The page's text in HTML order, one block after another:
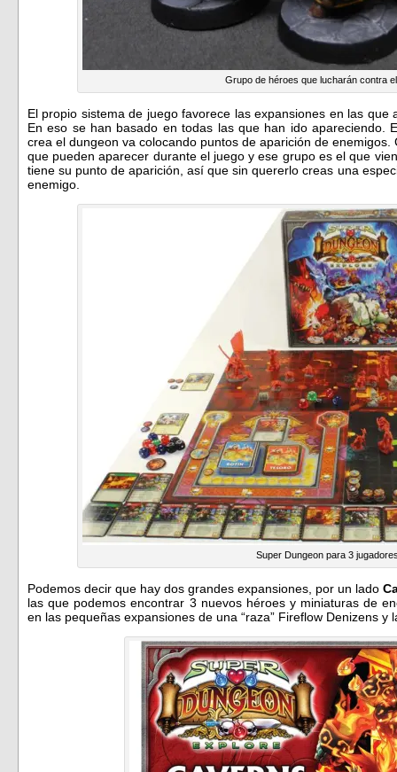
Grupo de héroes que lucharán contra
El propio sistema de juego favorece las expansiones en las
En eso se han basado en todas las que han ido apareciendo.
crea el dungeon va colocando puntos de aparición de
que pueden aparecer durante el juego y ese grupo es el que
tiene su punto de aparición, así que sin quererlo creas una
enemigo.
Super Dungeon para 3
Podemos decir que hay dos grandes expansiones, por un lado
las que podemos encontrar 3 nuevos héroes y miniaturas de
en las pequeñas expansiones de una “raza” Fireflow Denizens y